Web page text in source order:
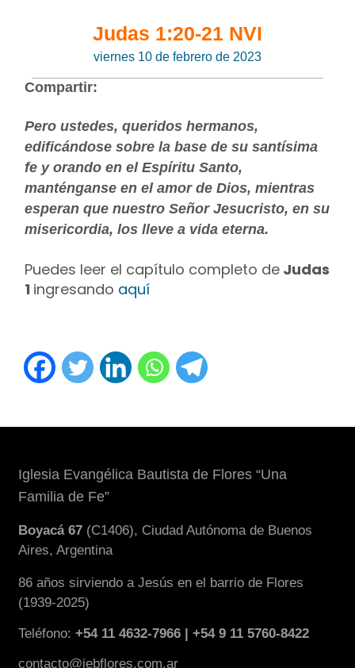
Judas 1:20-21 NVI
viernes 10 de febrero de 2023
Compartir:
Pero ustedes, queridos hermanos,
edificándose sobre la base de su santísima
fe y orando en el Espíritu Santo,
manténganse en el amor de Dios, mientras
esperan que nuestro Señor Jesucristo, en su
misericordia, los lleve a vida eterna.
Puedes leer el capítulo completo de Judas
1 ingresando aquí
Iglesia Evangélica Bautista de Flores “Una
Familia de Fe”
Boyacá 67 (C1406), Ciudad Autónoma de Buenos
Aires, Argentina
86 años sirviendo a Jesús en el barrio de Flores
(1939-2025)
Teléfono:+54 11 4632-7966 | +54 9 11 5760-8422
contacto@iebflores.com.ar